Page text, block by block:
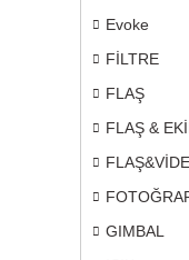
Evoke
FİLTRE
FLAŞ
FLAŞ &
GIMBAL